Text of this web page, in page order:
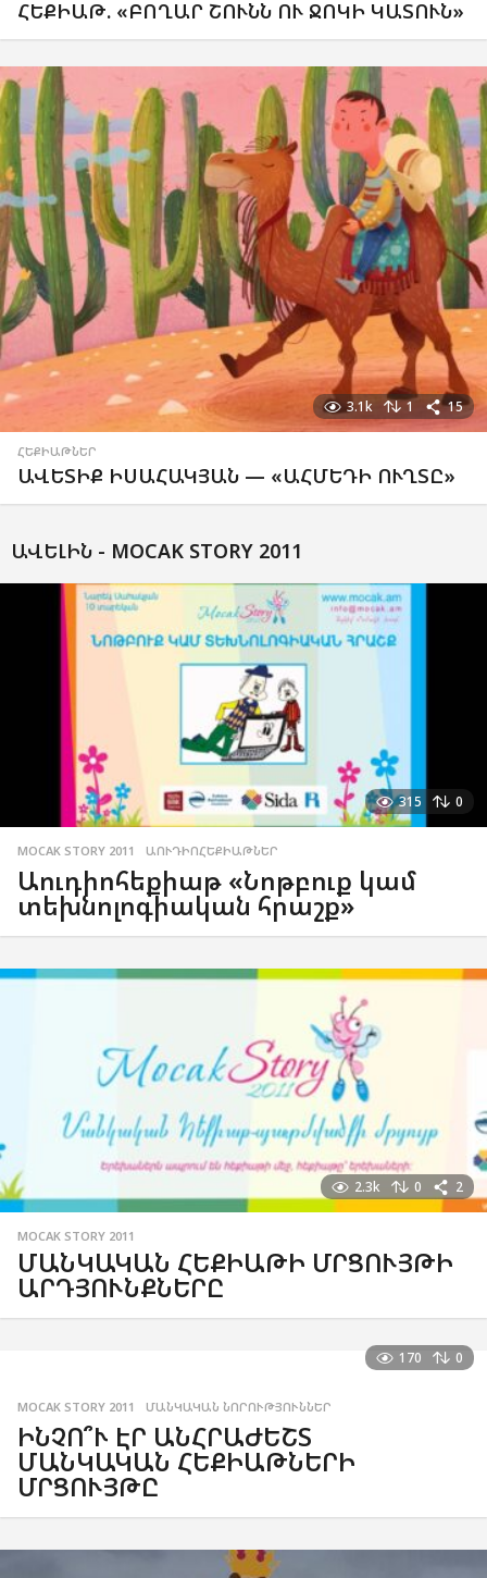
ՀԵՔԻԱԹ. «ԲՈՂԱՐ ՇՈՒՆՆ ՈՒ ՋՈԿԻ ԿԱՏՈՒՆ»
3.1k 1 15
ՀԵՔԻԱԹՆԵՐ
ԱՎԵՏԻՔ ԻՍԱՀԱԿՅԱՆ — «ԱՀՄԵԴԻ ՈՒՂՏԸ»
ԱՎԵԼԻՆ - MOCAK STORY 2011
315 0
MOCAK STORY 2011 ,ԱՈՒԴԻՈՀԵՔԻԱԹՆԵՐ
Աուդիոհեքիաթ «Նոթբուք կամ
տեխնոլոգիական հրաշք»
2.3k 0 2
MOCAK STORY 2011
ՄԱՆԿԱԿԱՆ ՀԵՔԻԱԹԻ ՄՐՑՈՒՅԹԻ
ԱՐԴՅՈՒՆՔՆԵՐԸ
170 0
MOCAK STORY 2011 ,ՄԱՆԿԱԿԱՆ ՆՈՐՈՒԹՅՈՒՆՆԵՐ
ԻՆՉՈ՞Ւ ԷՐ ԱՆՀՐԱԺԵՇՏ
ՄԱՆԿԱԿԱՆ ՀԵՔԻԱԹՆԵՐԻ
ՄՐՑՈՒՅԹԸ